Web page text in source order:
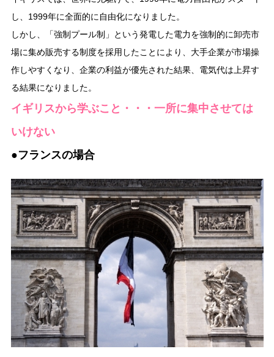
し、1999年に全面的に自由化になりました。
しかし、「強制プール制」という発電した電力を強制的に卸売市
場に集め販売する制度を採用したことにより、大手企業が市場操
作しやすくなり、企業の利益が優先された結果、電気代は上昇す
る結果になりました。
イギリスから学ぶこと・・・一所に集中させては
いけない
●フランスの場合